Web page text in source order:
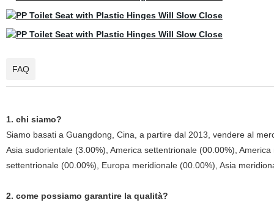
FAQ
1. chi siamo?
Siamo basati a Guangdong, Cina, a partire dal 2013, vendere al
Asia sudorientale (3.00%), America settentrionale (00.00%),
settentrionale (00.00%), Europa meridionale (00.00%), Asia
2. come possiamo garantire la qualità?